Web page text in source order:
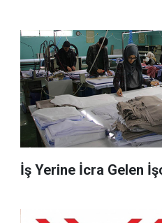
İş Yerine İcra Gelen